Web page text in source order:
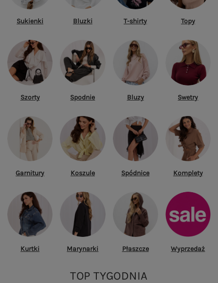
Sukienki Bluzki T-shirty Topy
Szorty Spodnie Bluzy Swetry
Garnitury Koszule Spódnice Komplety
Kurtki Marynarki Płaszcze Wyprzedaż
TOP TYGODNIA